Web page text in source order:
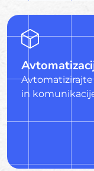
Avtomatizirajte
in